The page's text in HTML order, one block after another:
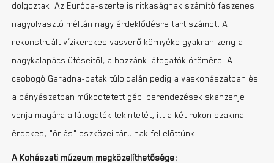
dolgoztak. Az Európa-szerte is ritkaságnak számító faszenes
nagyolvasztó méltán nagy érdeklődésre tart számot. A
rekonstruált vízikerekes vasverő környéke gyakran zeng a
nagykalapács ütéseitől, a hozzánk látogatók örömére. A
csobogó Garadna-patak túloldalán pedig a vaskohászatban és
a bányászatban működtetett gépi berendezések skanzenje
vonja magára a látogatók tekintetét, itt a két rokon szakma
érdekes, „óriás” eszközei tárulnak fel előttünk.
A Kohászati múzeum megközelíthetősége: